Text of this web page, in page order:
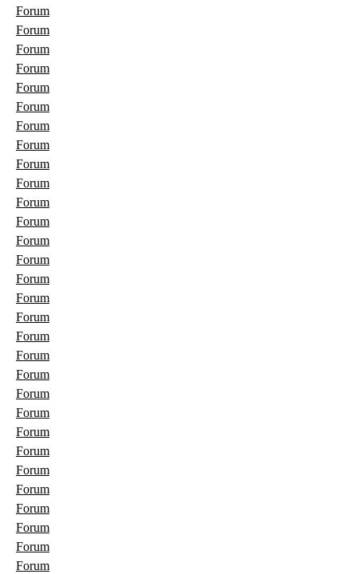
Forum
Forum
Forum
Forum
Forum
Forum
Forum
Forum
Forum
Forum
Forum
Forum
Forum
Forum
Forum
Forum
Forum
Forum
Forum
Forum
Forum
Forum
Forum
Forum
Forum
Forum
Forum
Forum
Forum
Forum